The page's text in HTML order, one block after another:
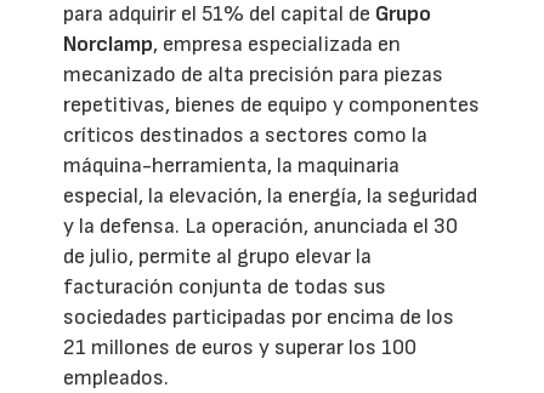
para adquirir el 51% del capital de Grupo
Norclamp, empresa especializada en
mecanizado de alta precisión para piezas
repetitivas, bienes de equipo y componentes
críticos destinados a sectores como la
máquina-herramienta, la maquinaria
especial, la elevación, la energía, la seguridad
y la defensa. La operación, anunciada el 30
de julio, permite al grupo elevar la
facturación conjunta de todas sus
sociedades participadas por encima de los
21 millones de euros y superar los 100
empleados.